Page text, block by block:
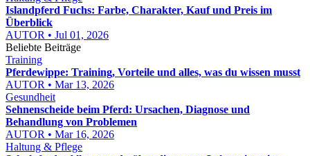
Islandpferd Fuchs: Farbe, Charakter, Kauf und Preis im
Überblick
AUTOR • Jul 01, 2026
Beliebte Beiträge
Training
Pferdewippe: Training, Vorteile und alles, was du wissen musst
AUTOR • Mar 13, 2026
Gesundheit
Sehnenscheide beim Pferd: Ursachen, Diagnose und
Behandlung von Problemen
AUTOR • Mar 16, 2026
Haltung & Pflege